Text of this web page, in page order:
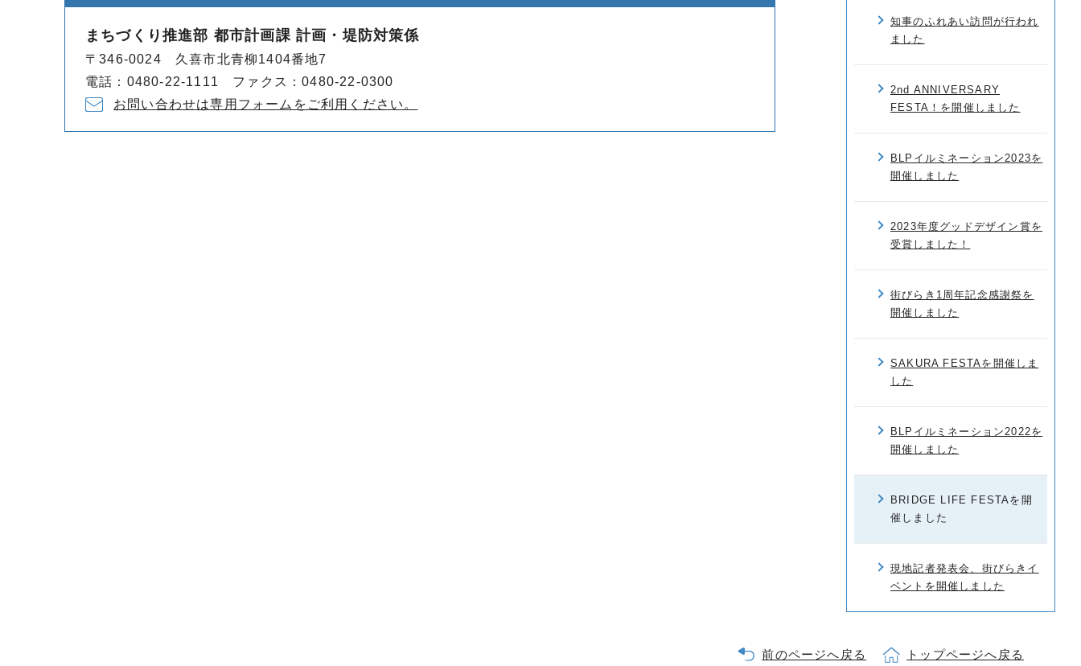
まちづくり推進部 都市計画課 計画・堤防対策係
〒346-0024 久喜市北青柳1404番地7
電話：0480-22-1111 ファクス：0480-22-0300
お問い合わせは専用フォームをご利用ください。
知事のふれあい訪問が行われ
ました
2nd ANNIVERSARY
FESTA！を開催しました
BLPイルミネーション2023を
開催しました
2023年度グッドデザイン賞を
受賞しました！
街びらき1周年記念感謝祭を
開催しました
SAKURA FESTAを開催しま
した
BLPイルミネーション2022を
開催しました
BRIDGE LIFE FESTAを開
催しました
現地記者発表会、街びらきイ
ベントを開催しました
前のページへ戻る トップページへ戻る